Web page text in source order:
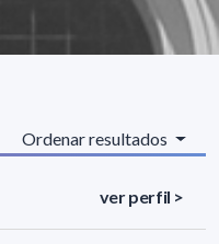
Ordenar resultados
ver perfil >